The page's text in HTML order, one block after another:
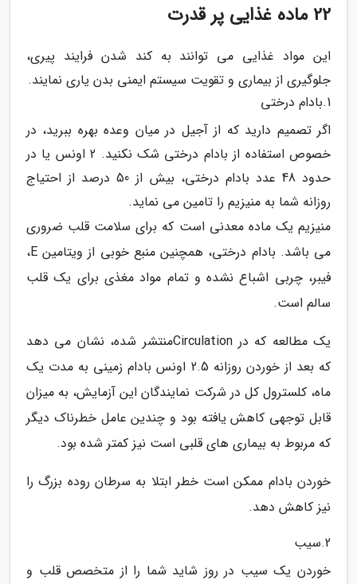
22 ماده غذایی پر قدرت
این مواد غذایی می توانند به کند شدن فرایند پیری،
جلوگیری از بیماری و تقویت سیستم ایمنی بدن یاری نمایند.
1.بادام درختی
اگر تصمیم دارید که از آجیل در میان وعده بهره ببرید، در
خصوص استفاده از بادام درختی شک نکنید. 2 اونس یا در
حدود 48 عدد بادام درختی، بیش از 50 درصد از احتیاج
روزانه شما به منیزیم را تامین می نماید.
منیزیم یک ماده معدنی است که برای سلامت قلب ضروری
می باشد. بادام درختی، همچنین منبع خوبی از ویتامین E،
فیبر، چربی اشباع نشده و تمام مواد مغذی برای یک قلب
سالم است.
یک مطالعه که در Circulationمنتشر شده، نشان می دهد
که بعد از خوردن روزانه 2.5 اونس بادام زمینی به مدت یک
ماه، کلسترول کل در شرکت نمایندگان این آزمایش، به میزان
قابل توجهی کاهش یافته بود و چندین عامل خطرناک دیگر
که مربوط به بیماری های قلبی است نیز کمتر شده بود.
خوردن بادام ممکن است خطر ابتلا به سرطان روده بزرگ را
نیز کاهش دهد.
2.سیب
خوردن یک سیب در روز شاید شما را از متخصص قلب و